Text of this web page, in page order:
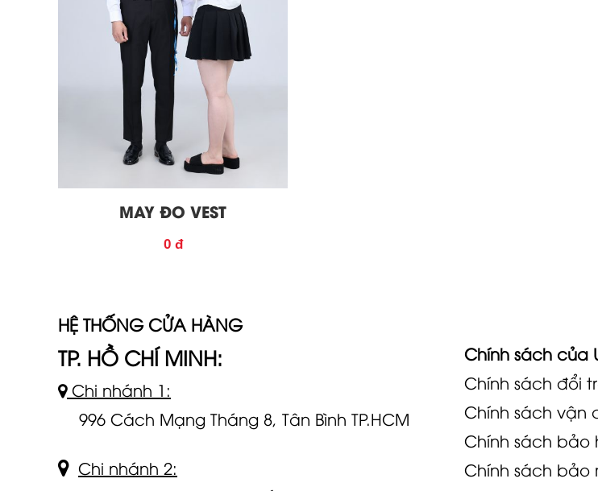
MAY ĐO VEST
0 đ
HỆ THỐNG CỬA HÀNG
TP. HỒ CHÍ MINH:
Chi nhánh 1:
996 Cách Mạng Tháng 8, Tân Bình TP.HCM
Chi nhánh 2:
Chính sách của
Chính sách đổi
Chính sách vận
Chính sách bảo
Chính sách bảo